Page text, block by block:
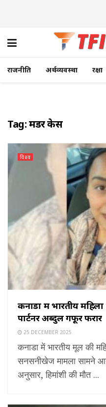
राजनीति अर्थव्यवस्था रक्षा
Tag:मर्डर केस
विश्व
कनाडा में भारतीय महिला
पार्टनर अब्दुल गफूर फरार
25 DECEMBER 2025
कनाडा में भारतीय मूल की
सनसनीखेज मामला सामने
अनुसार, हिमांशी की मौत ...